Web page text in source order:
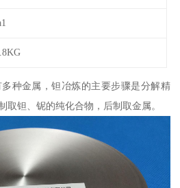
种金属，钽冶炼的主要步骤是分解精
取钽、铌的纯化合物，后制取金属。